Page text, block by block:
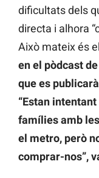
dificultats dels
directa i alhora
Això mateix és
en el pòdcast de
que es
“Estan
famílies amb
el metro, però
comprar-nos”,